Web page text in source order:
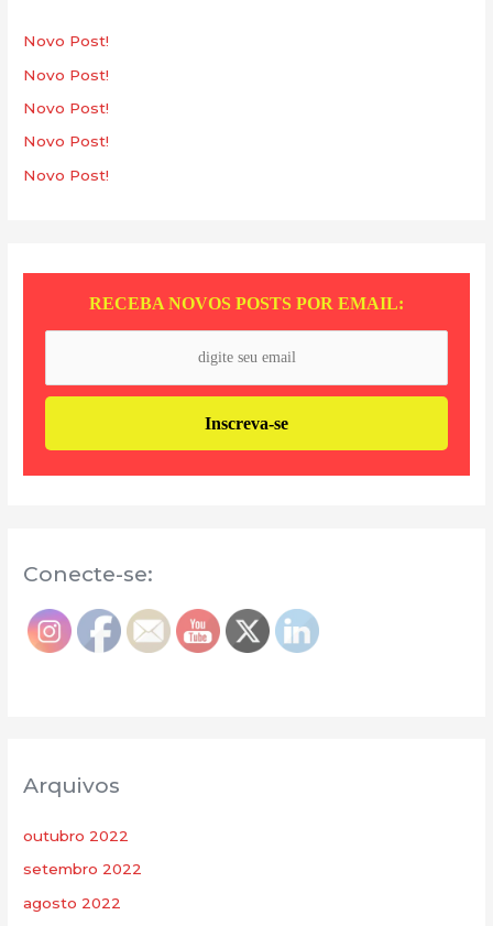
s
a
r
Novo Post!
Novo Post!
Novo Post!
Novo Post!
Novo Post!
RECEBA NOVOS POSTS POR EMAIL:
Conecte-se:
Arquivos
outubro 2022
setembro 2022
agosto 2022